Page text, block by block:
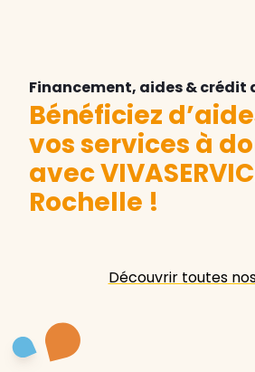
Financement, aides & crédit
Bénéficiez
vos services à
avec
Rochelle !
Découvrir toutes